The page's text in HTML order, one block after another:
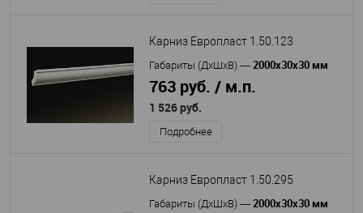
Карниз Европласт 1.50.123
Габариты (ДхШхВ) — 2000х30х30 мм
763 руб. / м.п.
1 526 руб.
Подробнее
Карниз Европласт 1.50.295
Габариты (ДхШхВ) — 2000х30х30 мм